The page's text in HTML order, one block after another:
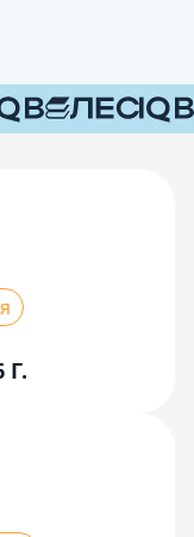
Г.